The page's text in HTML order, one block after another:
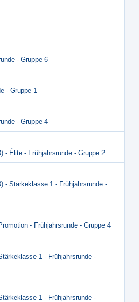
- Gruppe 6
- Gruppe 1
- Gruppe 4
- Élite - Frühjahrsrunde - Gruppe 2
- Stärkeklasse 1 - Frühjahrsrunde -
- Frühjahrsrunde - Gruppe 4
1 - Frühjahrsrunde -
1 - Frühjahrsrunde -